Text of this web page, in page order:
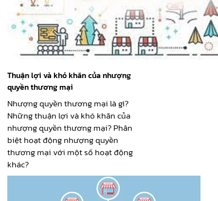
Thuận lợi và khó khăn của nhượng
quyền thương mại
Nhượng quyền thương mại là gì?
Những thuận lợi và khó khăn của
nhượng quyền thương mại? Phân
biệt hoạt động nhượng quyền
thương mại với một số hoạt động
khác?